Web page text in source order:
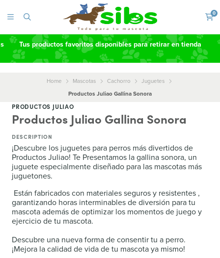
0
Tus productos favoritos disponibles para retirar en tienda
Home Mascotas Cachorro
Juguetes
Productos Juliao Gallina Sonora
PRODUCTOS JULIAO
Productos Juliao Gallina Sonora
DESCRIPTION
¡Descubre los juguetes para perros más divertidos de
Productos Juliao! Te Presentamos la gallina sonora, un
juguete especialmente diseñado para las mascotas más
juguetones.
Están fabricados con materiales seguros y resistentes ,
garantizando horas interminables de diversión para tu
mascota además de optimizar los momentos de juego y
ejercicio de tu mascota.
Descubre una nueva forma de consentir tu a perro.
¡Mejora la calidad de vida de tu mascota ya mismo!